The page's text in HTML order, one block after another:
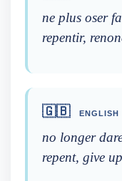
ne plus oser
repentir,
🇬🇧 ENGLISH
no longer
repent, give up